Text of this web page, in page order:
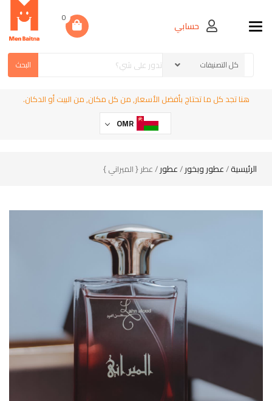
Toggle navigationحسابي
0
البحث
هنا تجد كل ما تحتاج بأفضل الأسعار, من كل مكان, من البيت أو الدكان.
OMR
الرئيسية/عطور وبخور/عطور/ عطر { الميراني }